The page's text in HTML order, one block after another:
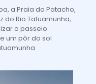
a Praia do Patacho,
do Rio Tatuamunha,
o passeio
um pôr do sol